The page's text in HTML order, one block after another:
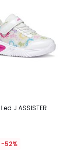
Baskets À Led J ASSISTER
-52%